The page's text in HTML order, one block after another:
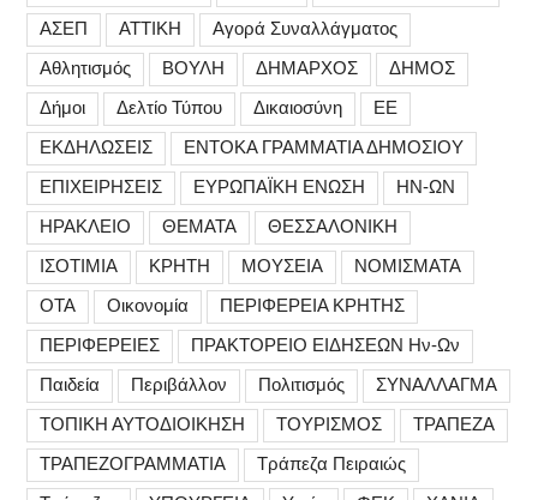
ΑΣΕΠ
ΑΤΤΙΚΗ
Αγορά Συναλλάγματος
Αθλητισμός
ΒΟΥΛΗ ΔΗΜΑΡΧΟΣ
ΔΗΜΟΣ
Δήμοι
Δελτίο Τύπου Δικαιοσύνη
ΕΕ
ΕΚΔΗΛΩΣΕΙΣ
ΕΝΤΟΚΑ ΓΡΑΜΜΑΤΙΑ ΔΗΜΟΣΙΟΥ
ΕΠΙΧΕΙΡΗΣΕΙΣ
ΕΥΡΩΠΑΪΚΗ ΕΝΩΣΗ
ΗΝ-ΩΝ
ΗΡΑΚΛΕΙΟ
ΘΕΜΑΤΑ
ΘΕΣΣΑΛΟΝΙΚΗ
ΙΣΟΤΙΜΙΑ
ΚΡΗΤΗ ΜΟΥΣΕΙΑ
ΝΟΜΙΣΜΑΤΑ
ΟΤΑ
Οικονομία
ΠΕΡΙΦΕΡΕΙΑ ΚΡΗΤΗΣ
ΠΕΡΙΦΕΡΕΙΕΣ
ΠΡΑΚΤΟΡΕΙΟ ΕΙΔΗΣΕΩΝ Ην-Ων
Παιδεία
Περιβάλλον Πολιτισμός
ΣΥΝΑΛΛΑΓΜΑ
ΤΟΠΙΚΗ ΑΥΤΟΔΙΟΙΚΗΣΗ
ΤΟΥΡΙΣΜΟΣ
ΤΡΑΠΕΖΑ
ΤΡΑΠΕΖΟΓΡΑΜΜΑΤΙΑ
Τράπεζα Πειραιώς